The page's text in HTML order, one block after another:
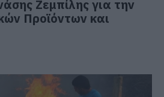
Ζεμπίλης για την
Προϊόντων και